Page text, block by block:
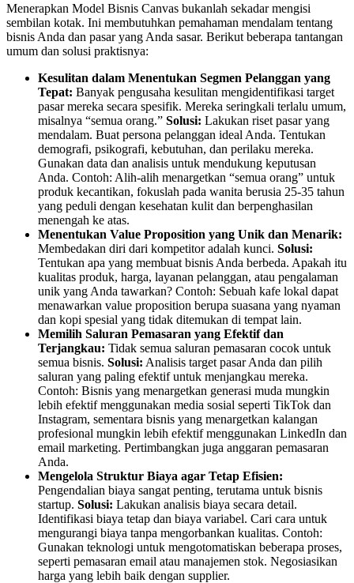
Menerapkan Model Bisnis Canvas bukanlah sekadar mengisi
sembilan kotak. Ini membutuhkan pemahaman mendalam tentang
bisnis Anda dan pasar yang Anda sasar. Berikut beberapa tantangan
umum dan solusi praktisnya:
Kesulitan dalam Menentukan Segmen Pelanggan yang
Tepat: Banyak pengusaha kesulitan mengidentifikasi target
pasar mereka secara spesifik. Mereka seringkali terlalu umum,
misalnya “semua orang.” Solusi: Lakukan riset pasar yang
mendalam. Buat persona pelanggan ideal Anda. Tentukan
demografi, psikografi, kebutuhan, dan perilaku mereka.
Gunakan data dan analisis untuk mendukung keputusan
Anda. Contoh: Alih-alih menargetkan “semua orang” untuk
produk kecantikan, fokuslah pada wanita berusia 25-35 tahun
yang peduli dengan kesehatan kulit dan berpenghasilan
menengah ke atas.
Menentukan Value Proposition yang Unik dan Menarik:
Membedakan diri dari kompetitor adalah kunci. Solusi:
Tentukan apa yang membuat bisnis Anda berbeda. Apakah itu
kualitas produk, harga, layanan pelanggan, atau pengalaman
unik yang Anda tawarkan? Contoh: Sebuah kafe lokal dapat
menawarkan value proposition berupa suasana yang nyaman
dan kopi spesial yang tidak ditemukan di tempat lain.
Memilih Saluran Pemasaran yang Efektif dan
Terjangkau: Tidak semua saluran pemasaran cocok untuk
semua bisnis. Solusi: Analisis target pasar Anda dan pilih
saluran yang paling efektif untuk menjangkau mereka.
Contoh: Bisnis yang menargetkan generasi muda mungkin
lebih efektif menggunakan media sosial seperti TikTok dan
Instagram, sementara bisnis yang menargetkan kalangan
profesional mungkin lebih efektif menggunakan LinkedIn dan
email marketing. Pertimbangkan juga anggaran pemasaran
Anda.
Mengelola Struktur Biaya agar Tetap Efisien:
Pengendalian biaya sangat penting, terutama untuk bisnis
startup. Solusi: Lakukan analisis biaya secara detail.
Identifikasi biaya tetap dan biaya variabel. Cari cara untuk
mengurangi biaya tanpa mengorbankan kualitas. Contoh:
Gunakan teknologi untuk mengotomatiskan beberapa proses,
seperti pemasaran email atau manajemen stok. Negosiasikan
harga yang lebih baik dengan supplier.